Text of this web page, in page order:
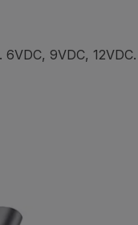
9VDC, 12VDC.